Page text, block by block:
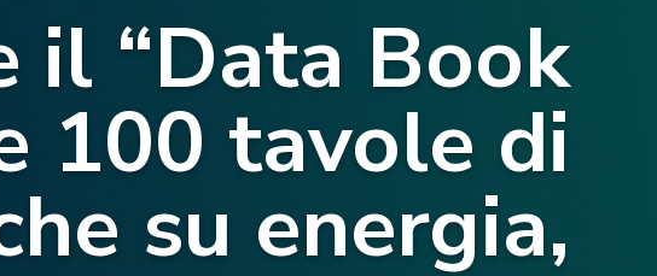
il “Data Book
100 tavole di
su energia,